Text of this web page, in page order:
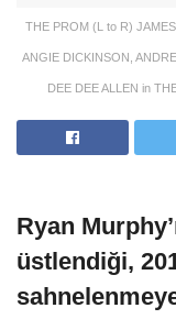
THE PROM (L to R)
ANGIE DICKINSON,
DEE DEE ALLEN in
Ryan
üstlendiği,